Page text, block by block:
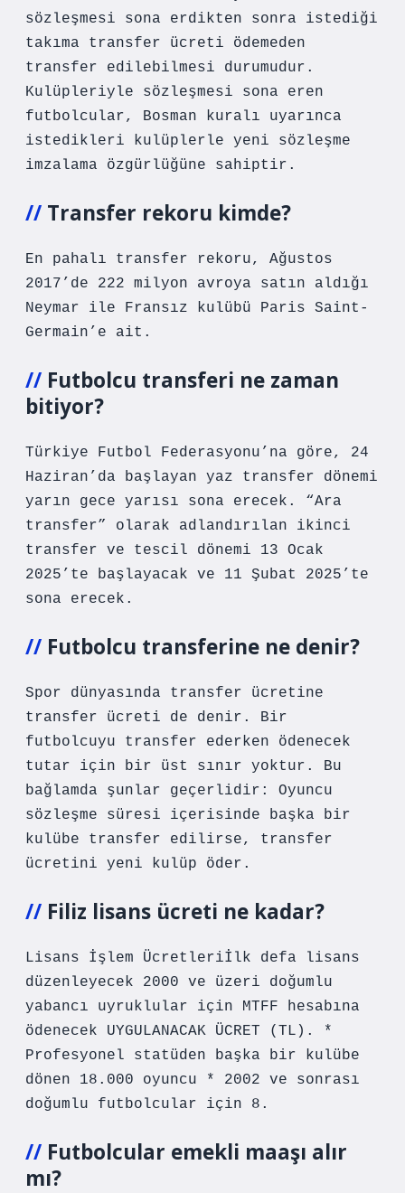
sözleşmesi sona erdikten sonra istediği
takıma transfer ücreti ödemeden
transfer edilebilmesi durumudur.
Kulüpleriyle sözleşmesi sona eren
futbolcular, Bosman kuralı uyarınca
istedikleri kulüplerle yeni sözleşme
imzalama özgürlüğüne sahiptir.
Transfer rekoru kimde?
En pahalı transfer rekoru, Ağustos
2017’de 222 milyon avroya satın aldığı
Neymar ile Fransız kulübü Paris Saint-
Germain’e ait.
Futbolcu transferi ne zaman
bitiyor?
Türkiye Futbol Federasyonu’na göre, 24
Haziran’da başlayan yaz transfer dönemi
yarın gece yarısı sona erecek. “Ara
transfer” olarak adlandırılan ikinci
transfer ve tescil dönemi 13 Ocak
2025’te başlayacak ve 11 Şubat 2025’te
sona erecek.
Futbolcu transferine ne denir?
Spor dünyasında transfer ücretine
transfer ücreti de denir. Bir
futbolcuyu transfer ederken ödenecek
tutar için bir üst sınır yoktur. Bu
bağlamda şunlar geçerlidir: Oyuncu
sözleşme süresi içerisinde başka bir
kulübe transfer edilirse, transfer
ücretini yeni kulüp öder.
Filiz lisans ücreti ne kadar?
Lisans İşlem Ücretleriİlk defa lisans
düzenleyecek 2000 ve üzeri doğumlu
yabancı uyruklular için MTFF hesabına
ödenecek UYGULANACAK ÜCRET (TL). *
Profesyonel statüden başka bir kulübe
dönen 18.000 oyuncu * 2002 ve sonrası
doğumlu futbolcular için 8.
Futbolcular emekli maaşı alır
mı?